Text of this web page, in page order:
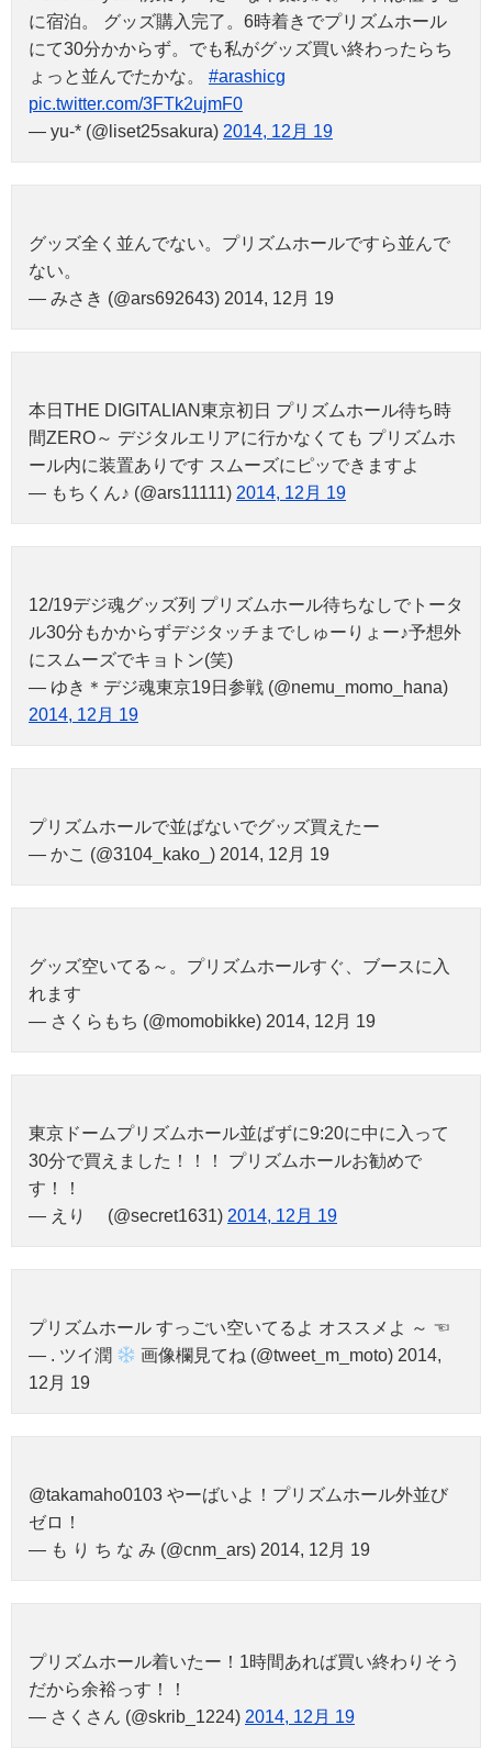
に宿泊。 グッズ購入完了。6時着きでプリズムホール
にて30分かからず。でも私がグッズ買い終わったらち
ょっと並んでたかな。 #arashicg
pic.twitter.com/3FTk2ujmF0
— yu-* (@liset25sakura) 2014, 12月 19
グッズ全く並んでない。プリズムホールですら並んで
ない。
— みさき (@ars692643) 2014, 12月 19
本日THE DIGITALIAN東京初日 プリズムホール待ち時
間ZERO～ デジタルエリアに行かなくても プリズムホ
ール内に装置ありです スムーズにピッできますよ
— もちくん♪ (@ars11111) 2014, 12月 19
12/19デジ魂グッズ列 プリズムホール待ちなしでトータ
ル30分もかからずデジタッチまでしゅーりょー♪予想外
にスムーズでキョトン(笑)
— ゆき＊デジ魂東京19日参戦 (@nemu_momo_hana)
2014, 12月 19
プリズムホールで並ばないでグッズ買えたー
— かこ (@3104_kako_) 2014, 12月 19
グッズ空いてる～。プリズムホールすぐ、ブースに入
れます
— さくらもち (@momobikke) 2014, 12月 19
東京ドームプリズムホール並ばずに9:20に中に入って
30分で買えました！！！ プリズムホールお勧めで
す！！
— えり (@secret1631) 2014, 12月 19
プリズムホール すっごい空いてるよ オススメよ ～ ☜
— . ツイ潤
画像欄見てね (@tweet_m_moto) 2014,
12月 19
@takamaho0103 やーばいよ！プリズムホール外並び
ゼロ！
— も り ち な み (@cnm_ars) 2014, 12月 19
プリズムホール着いたー！1時間あれば買い終わりそう
だから余裕っす！！
— さくさん (@skrib_1224) 2014, 12月 19